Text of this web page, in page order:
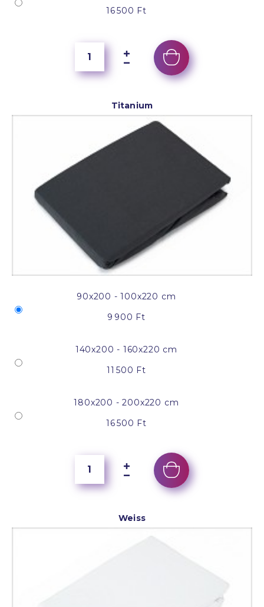
16 500 Ft
Titanium
90x200 - 100x220 cm
9 900 Ft
140x200 - 160x220 cm
11 500 Ft
180x200 - 200x220 cm
16 500 Ft
Weiss